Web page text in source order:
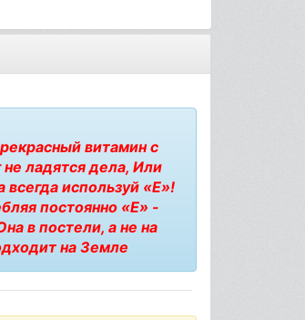
витамин с
ладятся дела, Или
используй «Е»!
постоянно «Е» -
в постели, а не на
на Земле